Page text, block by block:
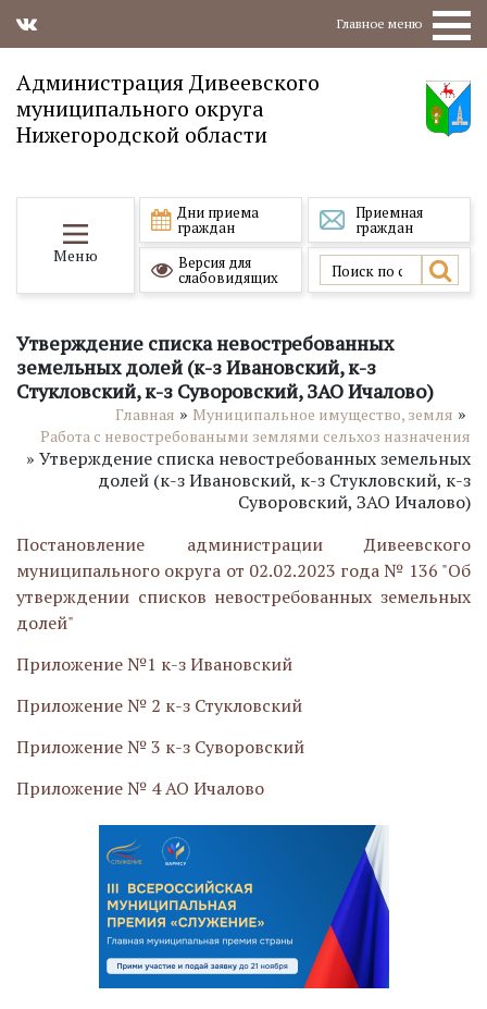
Главное меню
Администрация Дивеевского
муниципального округа
Нижегородской области
Меню
Дни приема
граждан
Приемная
граждан
Версия для
слабовидящих
Утверждение списка невостребованных
земельных долей (к-з Ивановский, к-з
Стукловский, к-з Суворовский, ЗАО Ичалово)
Главная » Муниципальное имущество, земля »
Работа с невостребоваными землями сельхоз назначения
» Утверждение списка невостребованных земельных
долей (к-з Ивановский, к-з Стукловский, к-з
Суворовский, ЗАО Ичалово)
Постановление администрации Дивеевского
муниципального округа от 02.02.2023 года № 136 "Об
утверждении списков невостребованных земельных
долей"
Приложение №1 к-з Ивановский
Приложение № 2 к-з Стукловский
Приложение № 3 к-з Суворовский
Приложение № 4 АО Ичалово